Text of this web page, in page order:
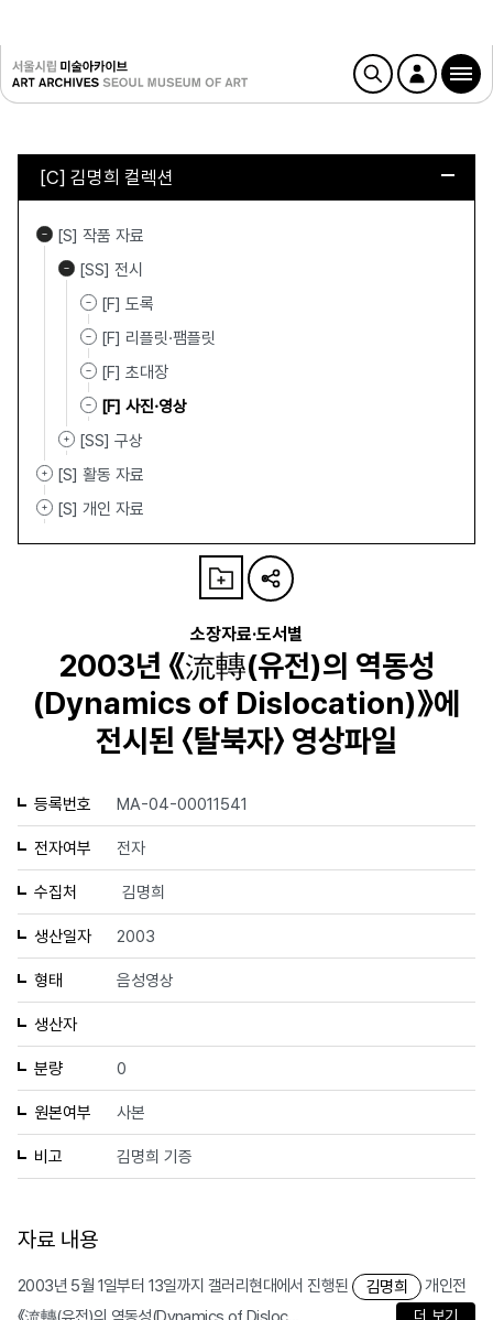
[C] 김명희 컬렉션
[S] 작품 자료
[SS] 전시
[F] 도록
[F] 리플릿·팸플릿
[F] 초대장
[F] 사진·영상
[SS] 구상
[S] 활동 자료
[S] 개인 자료
소장자료·도서별
2003년 《流轉(유전)의 역동성
(Dynamics of Dislocation)》에
전시된 〈탈북자〉 영상파일
등록번호 MA-04-00011541
전자여부 전자
수집처 김명희
생산일자 2003
형태 음성영상
생산자
분량 0
원본여부 사본
비고 김명희 기증
자료 내용
2003년 5월 1일부터 13일까지 갤러리현대에서 진행된 김명희
개인전
더 보기